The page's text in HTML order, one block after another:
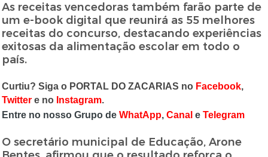
As receitas vencedoras também farão parte de
um e-book digital que reunirá as 55 melhores
receitas do concurso, destacando experiências
exitosas da alimentação escolar em todo o
país.
Curtiu? Siga o PORTAL DO ZACARIAS no Facebook,
Twitter e no Instagram.
Entre no nosso Grupo deWhatApp,Canal eTelegram
O secretário municipal de Educação, Arone